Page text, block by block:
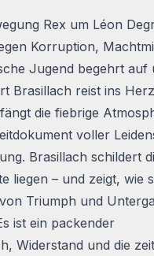
Rex um Léon
Korruption,
Jugend begehrt auf
Brasillach reist ins
die fiebrige
voller
Brasillach schildert
liegen – und zeigt, wie
Triumph und
ist ein packender
Widerstand und die